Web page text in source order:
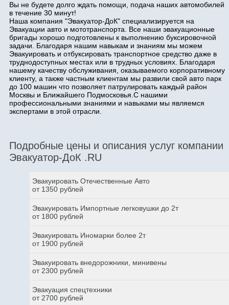
Вы не будете долго ждать помощи, подача наших автомобилей
в течение 30 минут!
Наша компания "Эвакуатор-ДоК" специализируется на
Эвакуации авто и мототранспорта. Все наши эвакуационные
бригады хорошо подготовлены к выполнению буксировочной
задачи. Благодаря нашим навыкам и знаниям мы можем
Эвакуировать и отбуксировать транспортное средство даже в
труднодоступных местах или в трудных условиях. Благодаря
нашему качеству обслуживания, оказываемого корпоративному
клиенту, а также частным клиентам мы развили свой авто парк
до 100 машин что позволяет патрулировать каждый район
Москвы и Ближайшего Подмосковья.С нашими
профессиональными знаниями и навыками мы являемся
экспертами в этой отрасли.
Подробные цены и описания услуг компании
Эвакуатор-ДоК .RU
Эвакуировать Отечественные Авто
от 1350 рублей
Эвакуировать Импортные легковушки до 2т
от 1800 рублей
Эвакуировать Иномарки более 2т
от 1900 рублей
Эвакуировать внедорожники, минивены
от 2300 рублей
Эвакуация спецтехники
от 2700 рублей